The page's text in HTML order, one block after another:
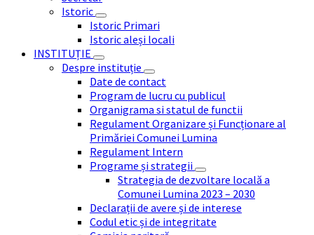
Istoric
Istoric Primari
Istoric aleși locali
INSTITUȚIE
Despre instituție
Date de contact
Program de lucru cu publicul
Organigrama si statul de functii
Regulament Organizare și Funcționare al
Primăriei Comunei Lumina
Regulament Intern
Programe și strategii
Strategia de dezvoltare locală a
Comunei Lumina 2023 – 2030
Declarații de avere și de interese
Codul etic și de integritate